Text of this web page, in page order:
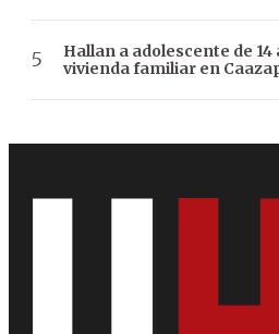
Hallan a adolescente de
vivienda familiar en